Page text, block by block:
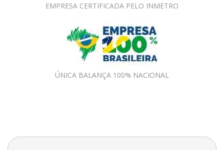
EMPRESA CERTIFICADA PELO INMETRO
ÚNICA BALANÇA 100% NACIONAL